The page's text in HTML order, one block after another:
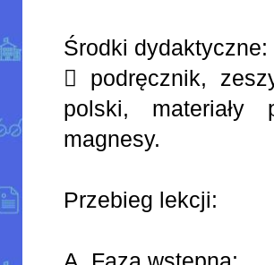
Środki dydaktyczne:
 podręcznik,
polski, materiały
magnesy.
Przebieg lekcji: